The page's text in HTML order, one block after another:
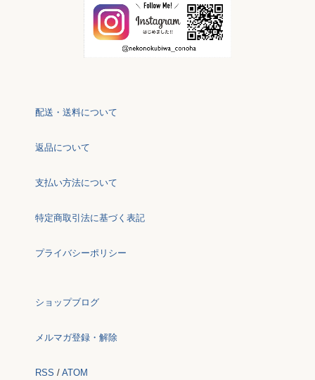
配送・送料について
返品について
支払い方法について
特定商取引法に基づく表記
プライバシーポリシー
ショップブログ
メルマガ登録・解除
RSS / ATOM